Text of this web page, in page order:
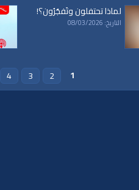
لماذا تحتفلون وتَفجُرُون؟!
التاريخ: 08/03/2026
1
2
3
4